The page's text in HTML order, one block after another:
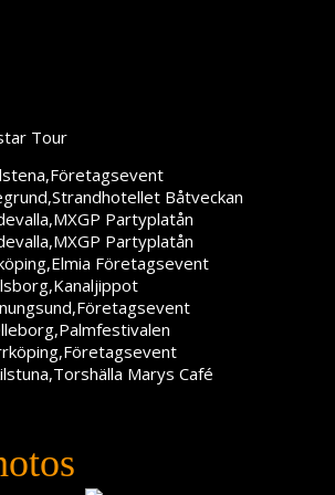
Båtveckan
Partyplatån
Partyplatån
Företagsevent
Marys Café